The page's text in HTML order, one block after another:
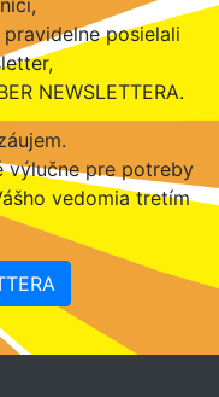
posielali
NEWSLETTERA.
výlučne pre potreby
vedomia tretím